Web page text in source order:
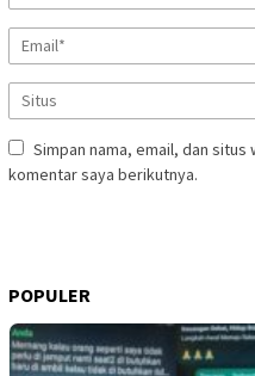
Simpan nama, email, dan
komentar saya berikutnya.
POPULER